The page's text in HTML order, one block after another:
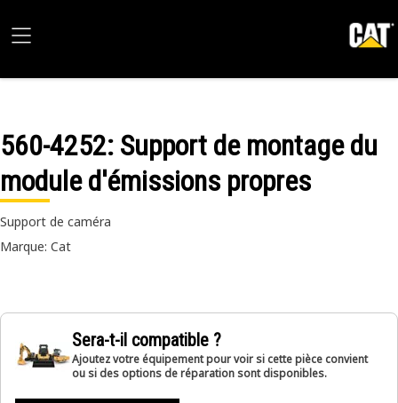
560-4252: Support de montage du
module d'émissions propres
Support de caméra
Marque: Cat
Sera-t-il compatible ?
Ajoutez votre équipement pour voir si cette pièce convient
ou si des options de réparation sont disponibles.